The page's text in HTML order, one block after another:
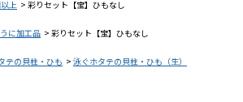
上 彩りセット【宝】ひもなし
うに加工品 彩りセット【宝】ひもなし
テの貝柱・ひも
泳ぐホタテの貝柱・ひも（生）